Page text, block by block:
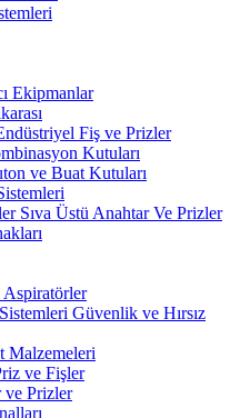
Ekipmanlar
Fiş ve Prizler
Kutuları
ve Buat Kutuları
Sıva Üstü Anahtar Ve Prizler
Aspiratörler
Güvenlik ve Hırsız
Malzemeleri
ve Fişler
ve Prizler